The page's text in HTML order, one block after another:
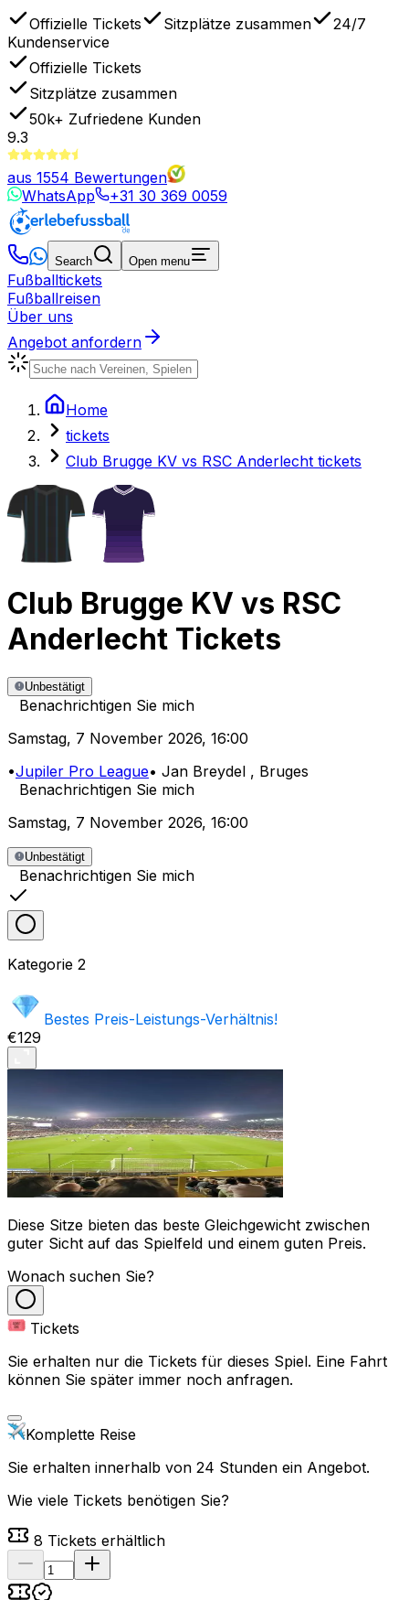
Offizielle Tickets Sitzplätze zusammen
24/7
Kundenservice
Offizielle Tickets
Sitzplätze zusammen
50k+ Zufriedene Kunden
9.3
aus 1554 Bewertungen
WhatsApp
+31 30 369 0059
Search Open menu
Fußballtickets
Fußballreisen
Über uns
Angebot anfordern
Home
tickets
Club Brugge KV vs RSC Anderlecht tickets
Club Brugge KV vs RSC
Anderlecht Tickets
Unbestätigt
Benachrichtigen Sie mich
Samstag, 7 November 2026, 16:00
•Jupiler Pro League• Jan Breydel , Bruges
Benachrichtigen Sie mich
Samstag, 7 November 2026, 16:00
Unbestätigt
Benachrichtigen Sie mich
Kategorie 2
Bestes Preis-Leistungs-Verhältnis!
€129
Diese Sitze bieten das beste Gleichgewicht zwischen
guter Sicht auf das Spielfeld und einem guten Preis.
Wonach suchen Sie?
Tickets
Sie erhalten nur die Tickets für dieses Spiel. Eine Fahrt
können Sie später immer noch anfragen.
Komplette Reise
Sie erhalten innerhalb von 24 Stunden ein Angebot.
Wie viele Tickets benötigen Sie?
8 Tickets erhältlich